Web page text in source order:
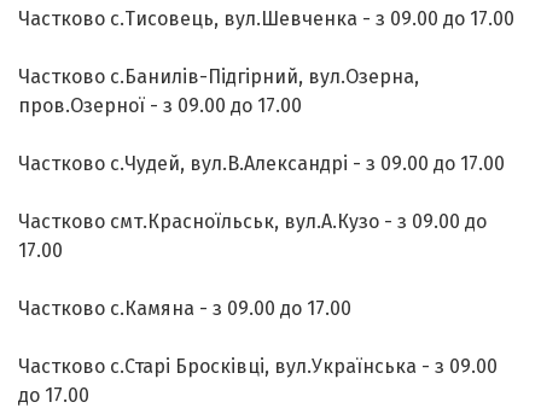
Частково с.Тисовець, вул.Шевченка - з 09.00 до 17.00
Частково с.Банилів-Підгірний, вул.Озерна,
пров.Озерної - з 09.00 до 17.00
Частково с.Чудей, вул.В.Александрі - з 09.00 до 17.00
Частково смт.Красноїльськ, вул.А.Кузо - з 09.00 до
17.00
Частково с.Камяна - з 09.00 до 17.00
Частково с.Старі Бросківці, вул.Українська - з 09.00
до 17.00